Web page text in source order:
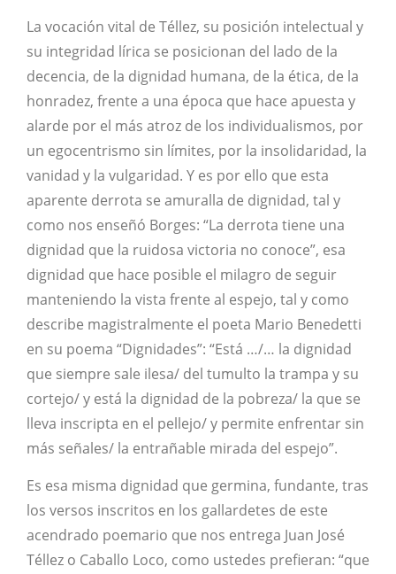
La vocación vital de Téllez, su posición intelectual y
su integridad lírica se posicionan del lado de la
decencia, de la dignidad humana, de la ética, de la
honradez, frente a una época que hace apuesta y
alarde por el más atroz de los individualismos, por
un egocentrismo sin límites, por la insolidaridad, la
vanidad y la vulgaridad. Y es por ello que esta
aparente derrota se amuralla de dignidad, tal y
como nos enseñó Borges: “La derrota tiene una
dignidad que la ruidosa victoria no conoce”, esa
dignidad que hace posible el milagro de seguir
manteniendo la vista frente al espejo, tal y como
describe magistralmente el poeta Mario Benedetti
en su poema “Dignidades”: “Está …/… la dignidad
que siempre sale ilesa/ del tumulto la trampa y su
cortejo/ y está la dignidad de la pobreza/ la que se
lleva inscripta en el pellejo/ y permite enfrentar sin
más señales/ la entrañable mirada del espejo”.
Es esa misma dignidad que germina, fundante, tras
los versos inscritos en los gallardetes de este
acendrado poemario que nos entrega Juan José
Téllez o Caballo Loco, como ustedes prefieran: “que